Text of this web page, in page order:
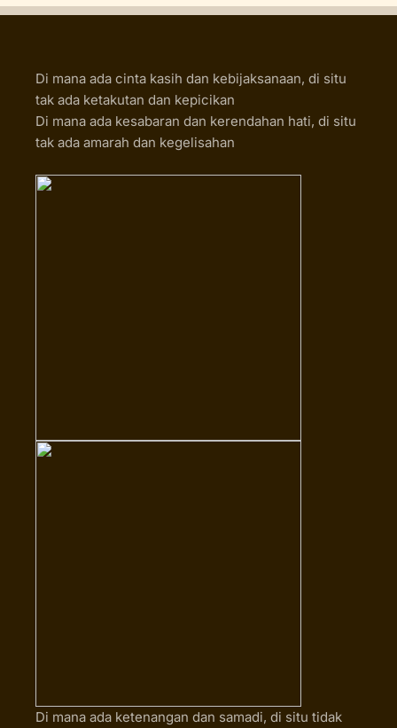
Di mana ada cinta kasih dan kebijaksanaan, di situ
tak ada ketakutan dan kepicikan
Di mana ada kesabaran dan kerendahan hati, di situ
tak ada amarah dan kegelisahan
Di mana ada ketenangan dan samadi, di situ tidak